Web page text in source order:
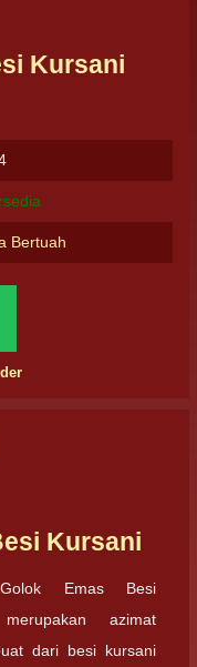
Kursani
Bertuah
Kursani
Emas Besi
azimat
dari besi kursani